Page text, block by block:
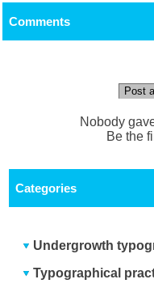
Comments
Post
Nobody
Be the
Categories
Undergrowth
Typographical